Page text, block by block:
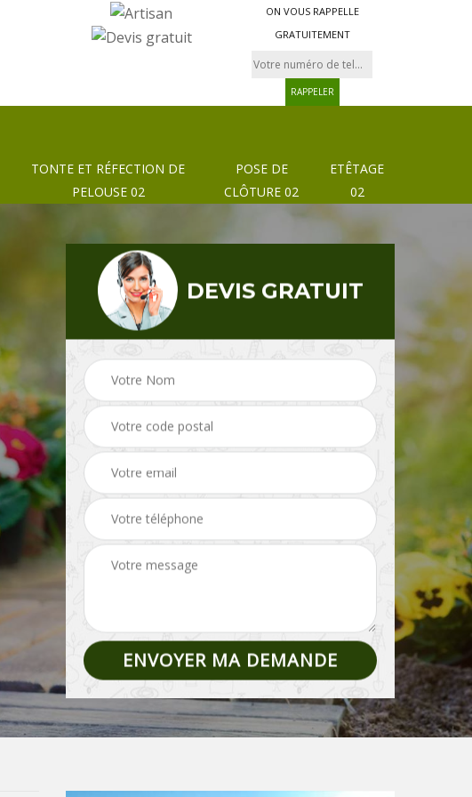
ON VOUS RAPPELLE
GRATUITEMENT
TONTE ET RÉFECTION DE
PELOUSE 02
POSE DE
CLÔTURE 02
ETÊTAGE
02
de haie 02 Pose de clôture et Etêtage 02
DEVIS GRATUIT